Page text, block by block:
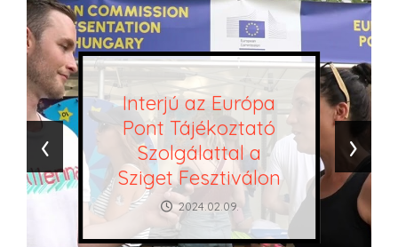
Interjú az Európa
Pont Tájékoztató
Szolgálattal a
Sziget Fesztiválon
2024.02.09.
‹ ›